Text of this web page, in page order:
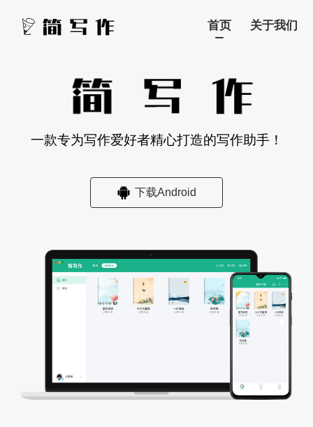
首页 关于我们
一款专为写作爱好者精心打造的写作助手！
下载Android